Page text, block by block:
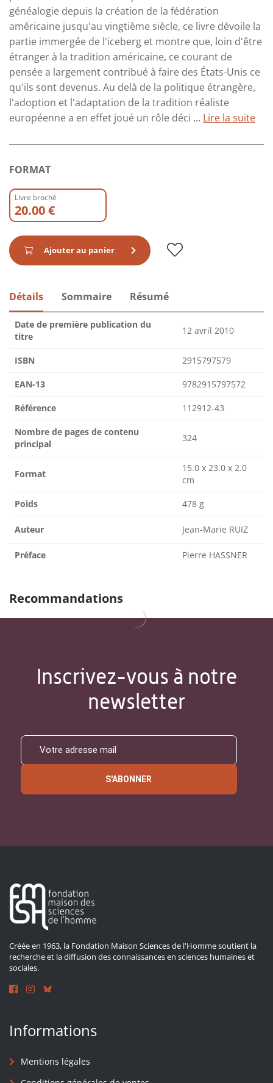
généalogie depuis la création de la fédération
américaine jusqu'au vingtième siècle, ce livre dévoile la
partie immergée de l'iceberg et montre que, loin d'être
étranger à la tradition américaine, ce courant de
pensée a largement contribué à faire des États-Unis ce
qu'ils sont devenus. Au delà de la politique étrangère,
l'adoption et l'adaptation de la tradition réaliste
européenne a en effet joué un rôle déci ... Lire la suite
FORMAT
Livre broché
20.00 €
Ajouter au panier
Détails Sommaire Résumé
Date de première publication du
titre
12 avril 2010
ISBN 2915797579
EAN-13 9782915797572
Référence 112912-43
Nombre de pages de contenu
principal
324
Format
15.0 x 23.0 x 2.0
cm
Poids 478 g
Auteur Jean-Marie RUIZ
Préface Pierre HASSNER
Recommandations
Inscrivez-vous à notre
newsletter
S'ABONNER
Créée en 1963, la Fondation Maison Sciences de l'Homme soutient la
recherche et la diffusion des connaissances en sciences humaines et
sociales.
Informations
Mentions légales